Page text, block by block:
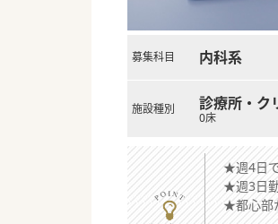
募集科目 内科系
施設種別 診療所・ク
0床
★週4日
★週3日
★都心部